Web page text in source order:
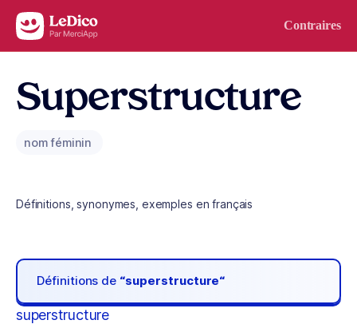
Aller au contenu Contraires
Superstructure
nom féminin
Définitions, synonymes, exemples en français
Définitions de “superstructure“
superstructure